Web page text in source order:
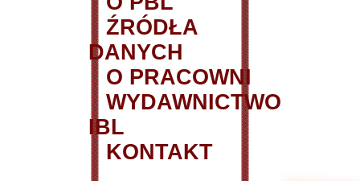
ŹRÓDŁA
DANYCH
O PRACOWNI
WYDAWNICTWO
IBL
KONTAKT